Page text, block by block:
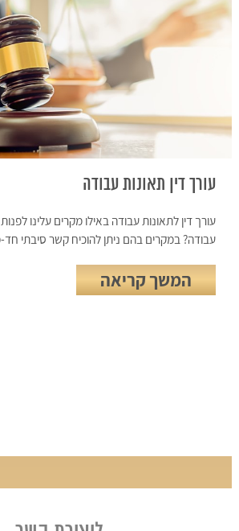
עורך דין תאונות עבודה
עורך דין לתאונות עבודה באילו מקרים עלינו
עבודה? במקרים בהם ניתן להוכיח קשר סיבתי
המשך קריאה